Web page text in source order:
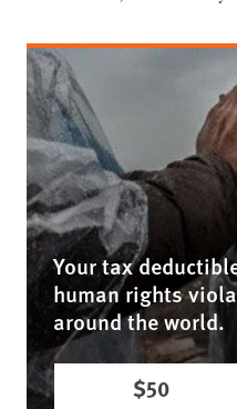
Your tax
human rights
around the world.
$50